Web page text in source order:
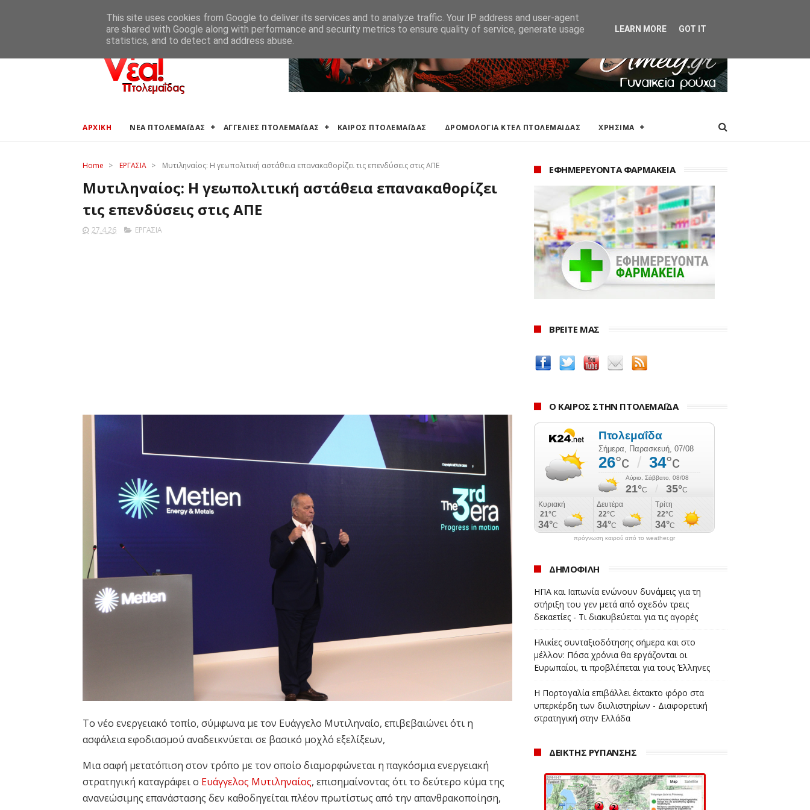
ΑΓΓΕΛΙΕΣ ΠΤΟΛΕΜΑΪΔΑΣ ΔΡΟΜΟΛΟΓΙΑ ΚΤΕΛ ΠΤΟΛΕΜΑΙΔΑΣ
ΑΡΧΙΚΗ ΝΕΑ ΠΤΟΛΕΜΑΪΔΑΣ ΑΓΓΕΛΙΕΣ ΠΤΟΛΕΜΑΪΔΑΣ ΚΑΙΡΟΣ ΠΤΟΛΕΜΑΪΔΑΣ ΔΡΟΜΟΛΟΓΙΑ ΚΤΕΛ ΠΤΟΛΕΜΑΙΔΑΣ ΧΡΗΣΙΜΑ
Home > ΕΡΓΑΣΙΑ > Μυτιληναίος: Η γεωπολιτική αστάθεια επανακαθορίζει τις επενδύσεις στις ΑΠΕ
Μυτιληναίος: Η γεωπολιτική αστάθεια επανακαθορίζει
τις επενδύσεις στις ΑΠΕ
27.4.26 ΕΡΓΑΣΙΑ
Το νέο ενεργειακό τοπίο, σύμφωνα με τον Ευάγγελο Μυτιληναίο, επιβεβαιώνει ότι η
ασφάλεια εφοδιασμού αναδεικνύεται σε βασικό μοχλό εξελίξεων,
Μια σαφή μετατόπιση στον τρόπο με τον οποίο διαμορφώνεται η παγκόσμια ενεργειακή
στρατηγική καταγράφει ο Ευάγγελος Μυτιληναίος, επισημαίνοντας ότι το δεύτερο κύμα της
ανανεώσιμης επανάστασης δεν καθοδηγείται πλέον πρωτίστως από την απανθρακοποίηση,
ΕΦΗΜΕΡΕΥΟΝΤΑ ΦΑΡΜΑΚΕΙΑ
ΒΡΕΙΤΕ ΜΑΣ
Ο ΚΑΙΡΟΣ ΣΤΗΝ ΠΤΟΛΕΜΑΪΔΑ
πρόγνωση καιρού από το weather.gr
ΔΗΜΟΦΙΛΗ
ΗΠΑ και Ιαπωνία ενώνουν δυνάμεις για τη
στήριξη του γεν μετά από σχεδόν τρεις
δεκαετίες - Τι διακυβεύεται για τις αγορές
Ηλικίες συνταξιοδότησης σήμερα και στο
μέλλον: Πόσα χρόνια θα εργάζονται οι
Ευρωπαίοι, τι προβλέπεται για τους Έλληνες
Η Πορτογαλία επιβάλλει έκτακτο φόρο στα
υπερκέρδη των διυλιστηρίων - Διαφορετική
στρατηγική στην Ελλάδα
ΔΕΙΚΤΗΣ ΡΥΠΑΝΣΗΣ
This site uses cookies from Google to deliver its services and to analyze traffic. Your IP address and user-agent
are shared with Google along with performance and security metrics to ensure quality of service, generate usage
statistics, and to detect and address abuse.
LEARN MORE GOT IT